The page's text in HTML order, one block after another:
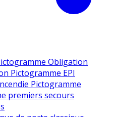
Obligation
Pictogramme EPI
Pictogramme
premiers secours